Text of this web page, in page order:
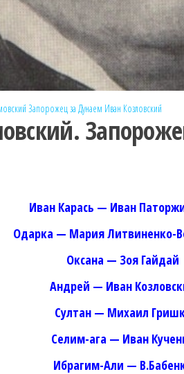
Запорожец за Дунаем Иван Козловский
Иван Карась — Иван
Одарка — Мария Литвиненко-
Оксана — Зоя Гайдай
Андрей — Иван
Султан — Михаил
Селим-ага — Иван
Ибрагим-Али —